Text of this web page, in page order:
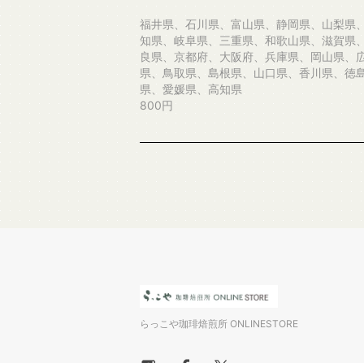
福井県、石川県、富山県、静岡県、山梨県
知県、岐阜県、三重県、和歌山県、滋賀県
良県、京都府、大阪府、兵庫県、岡山県、
県、鳥取県、島根県、山口県、香川県、徳
県、愛媛県、高知県
800円
らっこや珈琲焙煎所 ONLINESTORE